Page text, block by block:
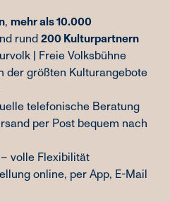
, mehr als 10.000
rund200 Kulturpartnern
| Freie Volksbühne
der größten Kulturangebote
telefonische Beratung
per Post bequem nach
volle Flexibilität
online, per App, E-Mail